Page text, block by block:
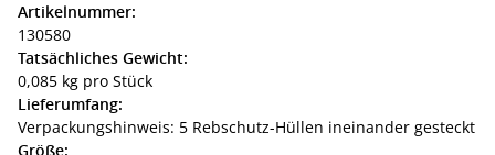
Artikelnummer:
130580
Tatsächliches Gewicht:
0,085 kg pro Stück
Lieferumfang:
Verpackungshinweis: 5 Rebschutz-Hüllen ineinander gesteckt
Größe: